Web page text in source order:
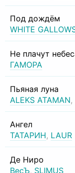
Под дождём
WHITE
Не плачут
ГАМОРА
Пьяная луна
ALEKS ATAMAN,
Ангел
ТАТАРИН, LAUR
Де Ниро
ВесЪ, SLIMUS